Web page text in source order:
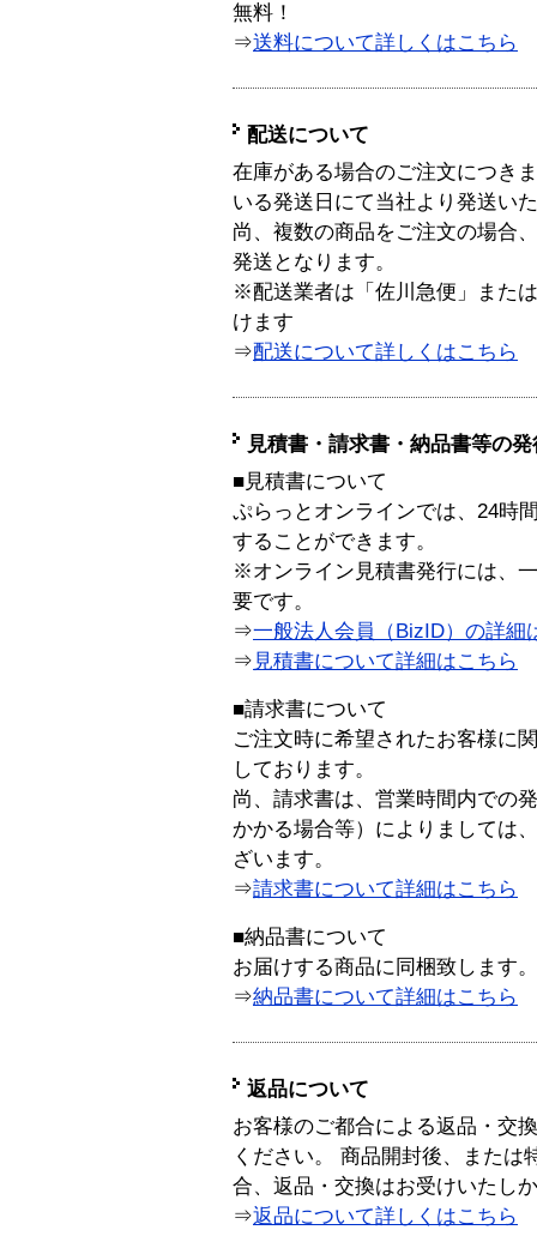
無料！
⇒送料について詳しくはこちら
配送について
在庫がある場合のご注文につき
いる発送日にて当社より発送い
尚、複数の商品をご注文の場合
発送となります。
※配送業者は「佐川急便」また
けます
⇒配送について詳しくはこちら
見積書・請求書・納品書等の
■見積書について
ぷらっとオンラインでは、24時
することができます。
※オンライン見積書発行には、
要です。
⇒一般法人会員（BizID）の詳細
⇒ 見積書について詳細はこちら
■請求書について
ご注文時に希望されたお客様に
しております。
尚、請求書は、営業時間内での
かかる場合等）によりましては
ざいます。
⇒請求書について詳細はこちら
■納品書について
お届けする商品に同梱致します。
⇒納品書について詳細はこちら
返品について
お客様のご都合による返品・交
ください。 商品開封後、または
合、返品・交換はお受けいたし
⇒返品について詳しくはこちら